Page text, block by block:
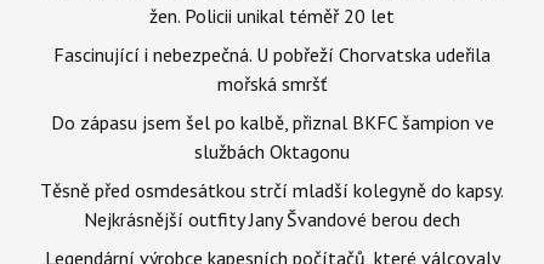
žen. Policii unikal téměř 20 let
Fascinující i nebezpečná. U pobřeží Chorvatska udeřila
mořská smršť
Do zápasu jsem šel po kalbě, přiznal BKFC šampion ve
službách Oktagonu
Těsně před osmdesátkou strčí mladší kolegyně do kapsy.
Nejkrásnější outfity Jany Švandové berou dech
Legendární výrobce kapesních počítačů, které válcovaly